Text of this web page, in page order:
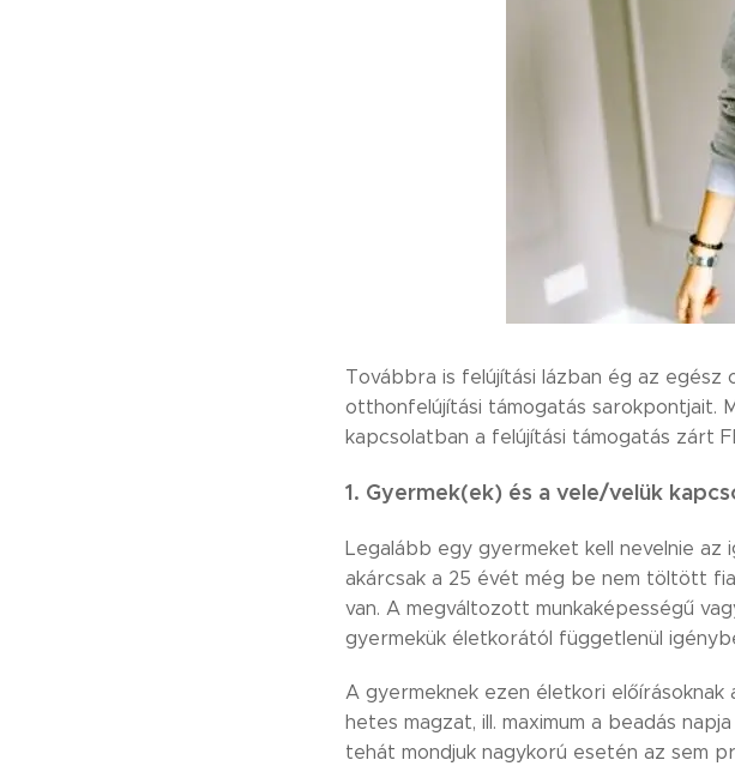
Továbbra is felújítási lázban ég az egész
otthonfelújítási támogatás sarokpontjait.
kapcsolatban a felújítási támogatás zárt
1. Gyermek(ek) és a vele/velük
Legalább egy gyermeket kell nevelnie az
akárcsak a 25 évét még be nem töltött
van. A megváltozott munkaképességű
gyermekük életkorától függetlenül
A gyermeknek ezen életkori előírásoknak
hetes magzat, ill. maximum a beadás
tehát mondjuk nagykorú esetén az sem